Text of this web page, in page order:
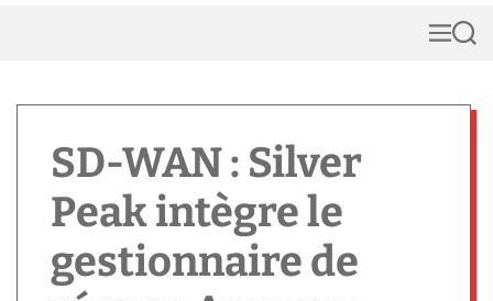
MS
SD-WAN : Silver
Peak intègre le
gestionnaire de